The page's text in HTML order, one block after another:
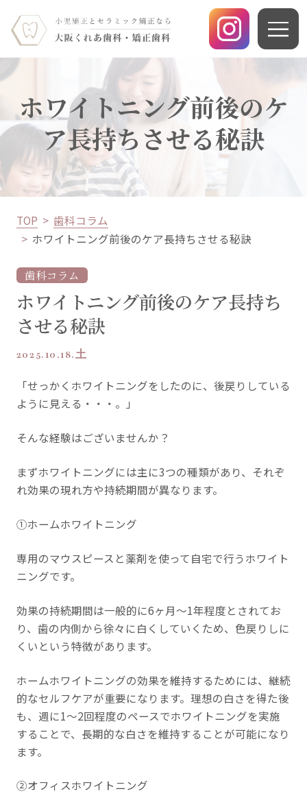
ホワイトニング前後のケ
ア長持ちさせる秘訣
TOP
歯科コラム
ホワイトニング前後のケア長持ちさせる秘訣
歯科コラム
ホワイトニング前後のケア長持ち
させる秘訣
2025.10.18.土
「せっかくホワイトニングをしたのに、後戻りしている
ように見える・・・。」
そんな経験はございませんか？
まずホワイトニングには主に3つの種類があり、それぞ
れ効果の現れ方や持続期間が異なります。
①ホームホワイトニング
専用のマウスピースと薬剤を使って自宅で行うホワイト
ニングです。
効果の持続期間は一般的に6ヶ月〜1年程度とされてお
り、歯の内側から徐々に白くしていくため、色戻りしに
くいという特徴があります。
ホームホワイトニングの効果を維持するためには、継続
的なセルフケアが重要になります。理想の白さを得た後
も、週に1〜2回程度のペースでホワイトニングを実施
することで、長期的な白さを維持することが可能になり
ます。
②オフィスホワイトニング